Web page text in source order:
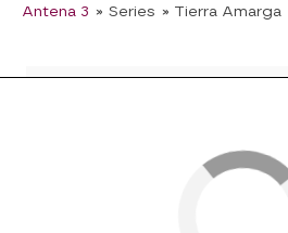
Antena 3 » Series » Tierra Amarga